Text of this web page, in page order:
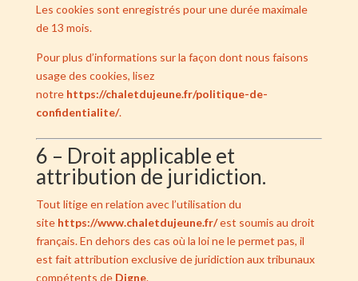
Les cookies sont enregistrés pour une durée maximale
de 13 mois.
Pour plus d’informations sur la façon dont nous faisons
usage des cookies, lisez
notre https://chaletdujeune.fr/politique-de-
confidentialite/.
6 – Droit applicable et
attribution de juridiction.
Tout litige en relation avec l’utilisation du
site https://www.chaletdujeune.fr/est soumis au droit
français. En dehors des cas où la loi ne le permet pas, il
est fait attribution exclusive de juridiction aux tribunaux
compétents de Digne.